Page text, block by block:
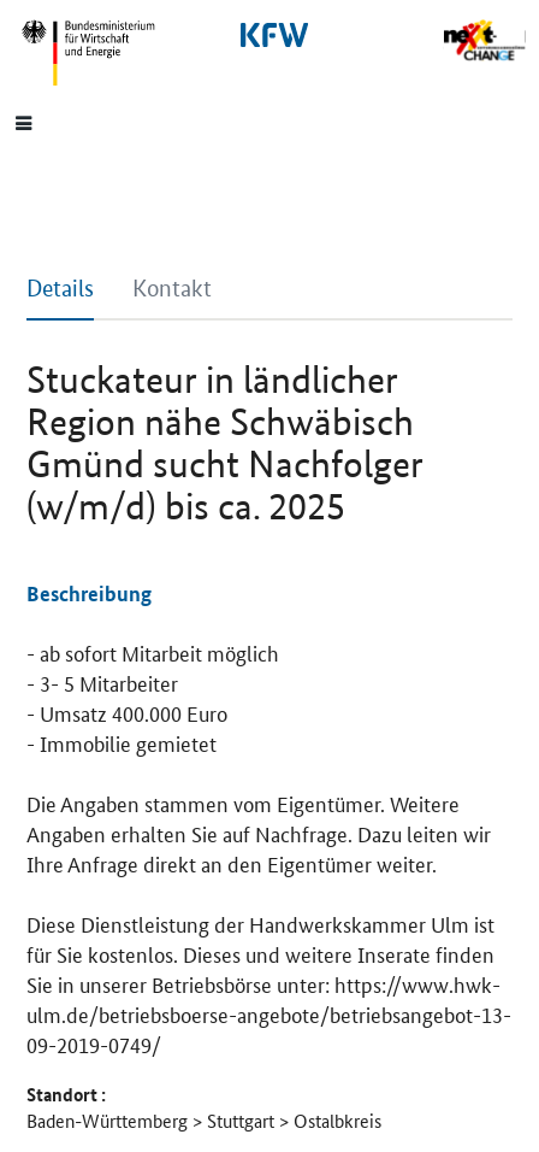
SrOnlyNavigation
Hauptmenü
Details Kontakt
Stuckateur in ländlicher
Region nähe Schwäbisch
Gmünd sucht Nachfolger
(w/m/d) bis ca. 2025
Details
Beschreibung
- ab sofort Mitarbeit möglich
- 3- 5 Mitarbeiter
- Umsatz 400.000 Euro
- Immobilie gemietet
Die Angaben stammen vom Eigentümer. Weitere
Angaben erhalten Sie auf Nachfrage. Dazu leiten wir
Ihre Anfrage direkt an den Eigentümer weiter.
Diese Dienstleistung der Handwerkskammer Ulm ist
für Sie kostenlos. Dieses und weitere Inserate finden
Sie in unserer Betriebsbörse unter: https://www.hwk-
ulm.de/betriebsboerse-angebote/betriebsangebot-13-
09-2019-0749/
Standort :
Baden-Württemberg > Stuttgart > Ostalbkreis